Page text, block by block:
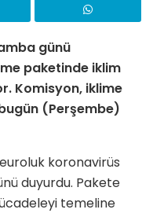
günü
paketinde iklim
Komisyon, iklime
(Perşembe)
koronavirüs
duyurdu. Pakete
temeline